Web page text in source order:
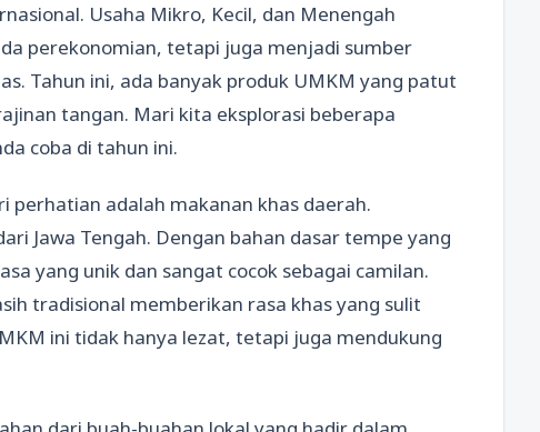
Usaha Mikro, Kecil, dan Menengah
perekonomian, tetapi juga menjadi sumber
Tahun ini, ada banyak produk UMKM yang patut
tangan. Mari kita eksplorasi beberapa
coba di tahun ini.
perhatian adalah makanan khas daerah.
Jawa Tengah. Dengan bahan dasar tempe yang
yang unik dan sangat cocok sebagai camilan.
tradisional memberikan rasa khas yang sulit
ini tidak hanya lezat, tetapi juga mendukung